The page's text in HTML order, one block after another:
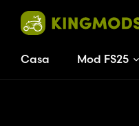
Casa Mod FS25